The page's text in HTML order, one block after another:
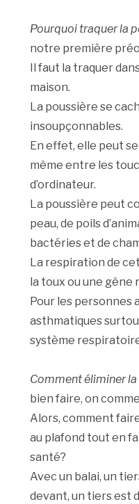
Pourquoi traquer la
notre première
Il faut la traquer
maison.
La poussière se
insoupçonnables.
En effet, elle peut
même entre les
d’ordinateur.
La poussière peut
peau, de poils
bactéries et de
La respiration de
la toux ou une
Pour les personnes
asthmatiques
système
Comment éliminer la
bien faire, on
Alors, comment
au plafond tout en
santé?
Avec un balai, un
devant, un tiers est